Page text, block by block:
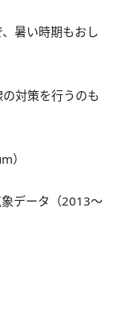
暑い時期もおし
対策を行うのも
）
データ（2013～